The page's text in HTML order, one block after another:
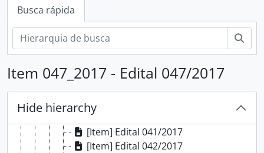
Busca rápida
Item 047_2017 - Edital 047/2017
Hide hierarchy
[Item] Edital 033/2017
[Item] Edital 034/2017
[Item] Edital 035/2017
[Item] Edital 037/2017
[Item] Edital 038/2017
[Item] Edital 039/2017
[Item] Edital 040/2017
[Item] Edital 041/2017
[Item] Edital 042/2017